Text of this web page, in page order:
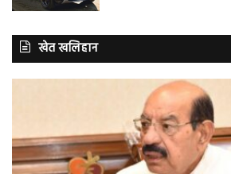
खेत खलिहान